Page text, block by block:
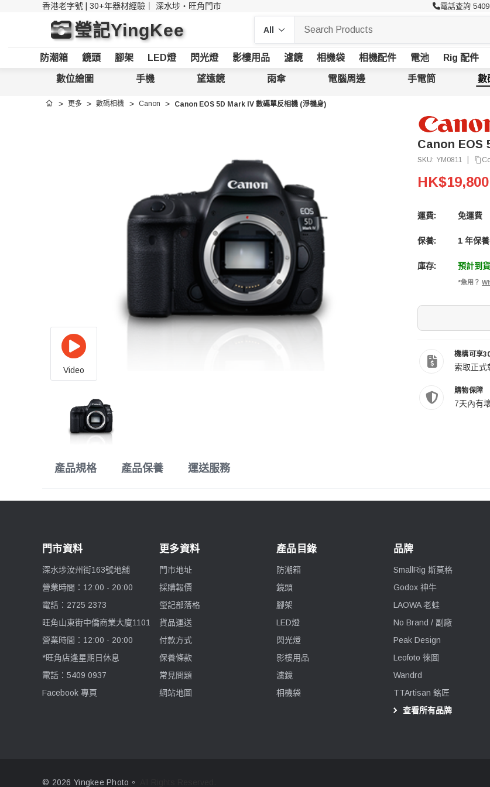
香港老字號 | 30+年器材經驗｜ 深水埗・旺角門市 電話查詢
瑩記YingKee
防潮箱 鏡頭 腳架 LED燈 閃光燈 影樓用品 濾鏡 相機袋 相機配件 電池 Rig 配件
數位繪圖 手機 望遠鏡 雨傘 電腦周邊 手電筒 數
首頁 更多 數碼相機 Canon Canon EOS 5D Mark IV 數碼單反相機 (淨機身)
Video
Canon EOS
SKU: YM0811
運費: 免運費
保養: 1 年保養
庫存: 預計到
*急用？
機構可享
索取正式
購物保障
7天內有
產品規格 產品保養 運送服務
門市資料
深水埗汝州街163號地舖
營業時間：12:00 - 20:00
電話：2725 2373
旺角山東街中僑商業大廈1101
營業時間：12:00 - 20:00
*旺角店逢星期日休息
電話：5409 0937
Facebook 專頁
更多資料
門市地址
採購報價
瑩記部落格
貨品運送
付款方式
保養條款
常見問題
網站地圖
產品目錄
防潮箱
鏡頭
腳架
LED燈
閃光燈
影樓用品
濾鏡
相機袋
品牌
SmallRig 斯莫格
Godox 神牛
LAOWA 老蛙
No Brand / 副廠
Peak Design
Leofoto 徠圖
Wandrd
TTArtisan 銘匠
查看所有品牌
© 2026 Yingkee Photo。